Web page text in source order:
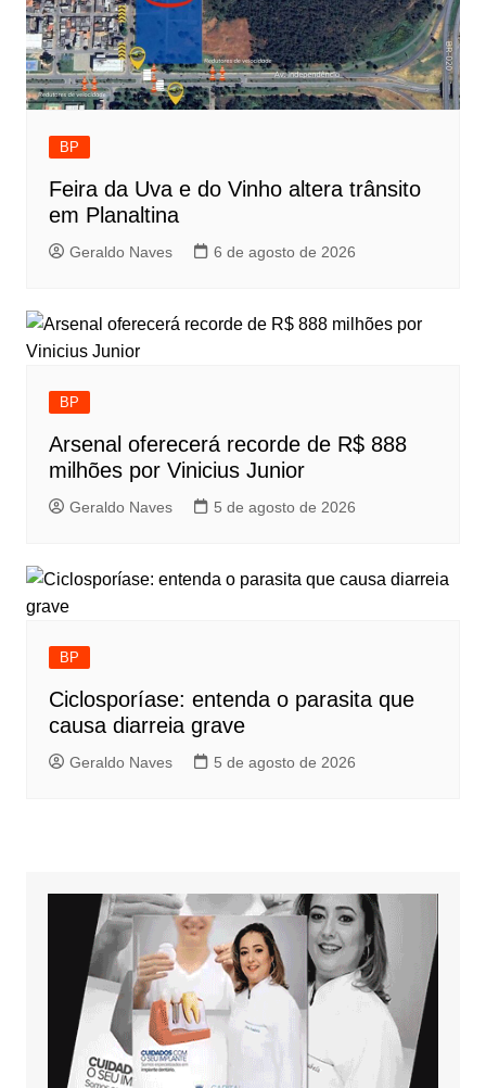
BP
Feira da Uva e do Vinho altera trânsito
em Planaltina
Geraldo Naves 6 de agosto de 2026
BP
Arsenal oferecerá recorde de R$ 888
milhões por Vinicius Junior
Geraldo Naves 5 de agosto de 2026
BP
Ciclosporíase: entenda o parasita que
causa diarreia grave
Geraldo Naves 5 de agosto de 2026